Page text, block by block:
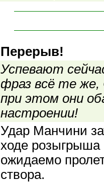
Перерыв!
Успевают
фраз всё те же,
при этом они
настроении!
Удар Манчини
ходе розыгрыша
ожидаемо
створа.